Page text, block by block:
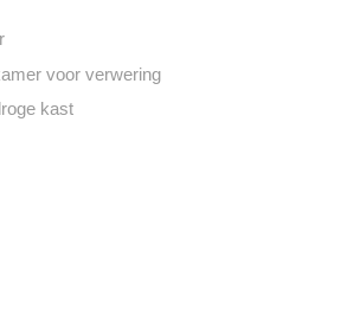
voor verwering
kast